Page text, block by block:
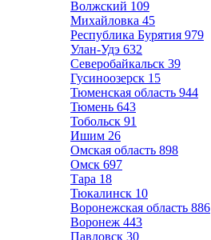
Волжский 109
Михайловка 45
Республика Бурятия 979
Улан-Удэ 632
Северобайкальск 39
Гусиноозерск 15
Тюменская область 944
Тюмень 643
Тобольск 91
Ишим 26
Омская область 898
Омск 697
Тара 18
Тюкалинск 10
Воронежская область 886
Воронеж 443
Павловск 30